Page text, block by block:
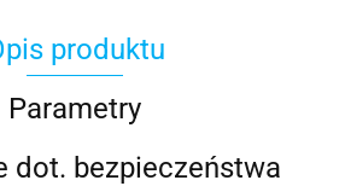
produktu
Parametry
dot. bezpieczeństwa